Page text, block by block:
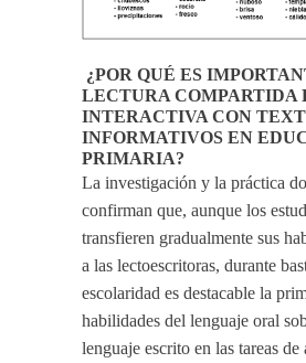
¿POR QUÉ ES
LECTURA COMPARTIDA
INTERACTIVA CON
INFORMATIVOS EN
PRIMARIA?
La investigación y la práctica
confirman que, aunque los
transfieren gradualmente sus
a las lectoescritoras, durante
escolaridad es destacable la
habilidades del lenguaje oral
lenguaje escrito en las tareas